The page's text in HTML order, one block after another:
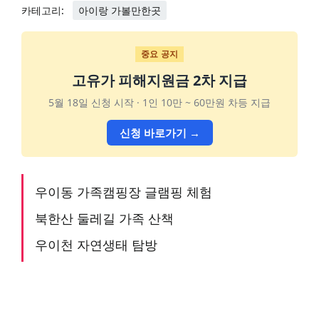
카테고리:
아이랑 가볼만한곳
중요 공지
고유가 피해지원금 2차 지급
5월 18일 신청 시작 · 1인 10만 ~ 60만원 차등 지급
신청 바로가기 →
우이동 가족캠핑장 글램핑 체험
북한산 둘레길 가족 산책
우이천 자연생태 탐방